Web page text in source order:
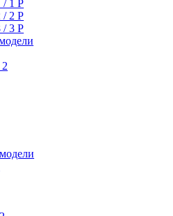
/ 1 P
/ 2 P
/ 3 P